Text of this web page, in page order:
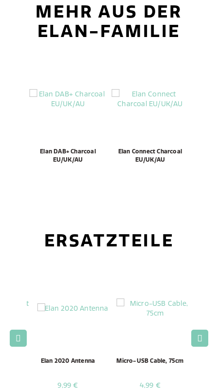
MEHR AUS DER
ELAN-FAMILIE
Elan DAB+ Charcoal
EU/UK/AU
Elan Connect Charcoal
EU/UK/AU
ERSATZTEILE
Elan 2020 Antenna
9,99 €
Micro-USB Cable, 75cm
4,99 €